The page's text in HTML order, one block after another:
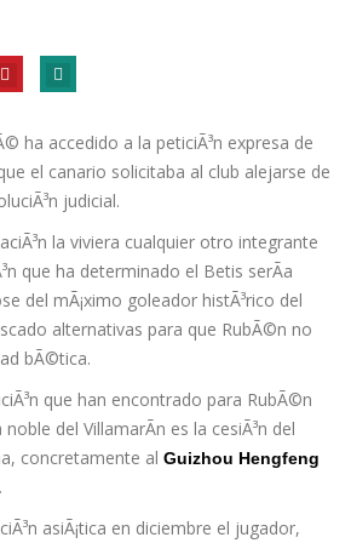
ha accedido a la peticiÃ³n expresa de
el canario solicitaba al club alejarse de
judicial.
la viviera cualquier otro integrante
que ha determinado el Betis serÃ­a
del mÃ¡ximo goleador histÃ³rico del
alternativas para que RubÃ©n no
bÃ©tica.
que han encontrado para RubÃ©n
del VillamarÃ­n es la cesiÃ³n del
concretamente al Guizhou Hengfeng
asiÃ¡tica en diciembre el jugador,